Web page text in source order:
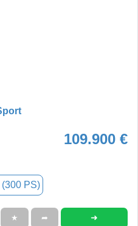
109.900 €
PS)
★ ➦ ➜